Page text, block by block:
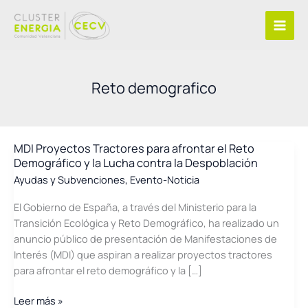
contenido
Reto demografico
MDI Proyectos Tractores para afrontar el Reto
Demográfico y la Lucha contra la Despoblación
Ayudas y Subvenciones, Evento-Noticia
El Gobierno de España, a través del Ministerio para la
Transición Ecológica y Reto Demográfico, ha realizado un
anuncio público de presentación de Manifestaciones de
Interés (MDI) que aspiran a realizar proyectos tractores
para afrontar el reto demográfico y la […]
MDI
Leer más »